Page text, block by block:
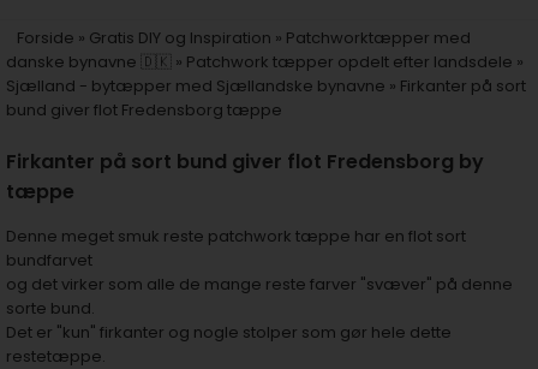
Forside » Gratis DIY og Inspiration » Patchworktæpper med
danske bynavne 🇩🇰 » Patchwork tæpper opdelt efter landsdele »
Sjælland - bytæpper med Sjællandske bynavne » Firkanter på sort
bund giver flot Fredensborg tæppe
Firkanter på sort bund giver flot Fredensborg by
tæppe
Denne meget smuk reste patchwork tæppe har en flot sort
bundfarvet
og det virker som alle de mange reste farver "svæver" på denne
sorte bund.
Det er "kun" firkanter og nogle stolper som gør hele dette
restetæppe.